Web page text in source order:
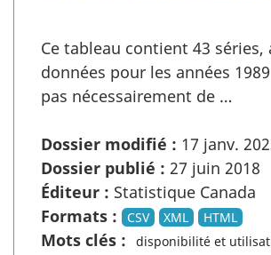
Ce tableau contient 43 séries,
données pour les années
pas nécessairement de …
Dossier modifié : 17 janv.
Dossier publié : 27 juin 2018
Éditeur : Statistique Canada
Formats :
CSV XML HTML
Mots clés :
disponibilité et